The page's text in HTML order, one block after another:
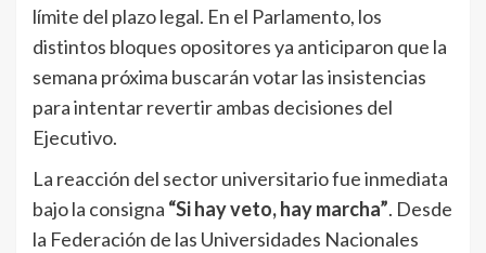
límite del plazo legal. En el Parlamento, los
distintos bloques opositores ya anticiparon que la
semana próxima buscarán votar las insistencias
para intentar revertir ambas decisiones del
Ejecutivo.
La reacción del sector universitario fue inmediata
bajo la consigna “Si hay veto, hay marcha”. Desde
la Federación de las Universidades Nacionales